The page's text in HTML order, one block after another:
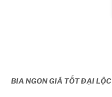
BIA NGON GIÁ TỐT ĐẠI LỘC